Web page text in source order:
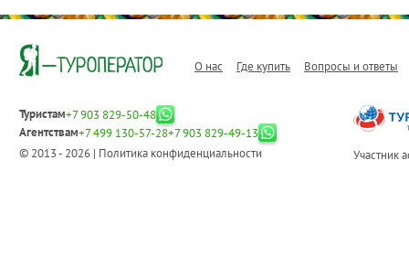
О нас Где купить Вопросы и ответы
Туристам+7 903 829-50-48
Агентствам+7 499 130-57-28+7 903 829-49-13
© 2013 - 2026 | Политика конфиденциальности Участник